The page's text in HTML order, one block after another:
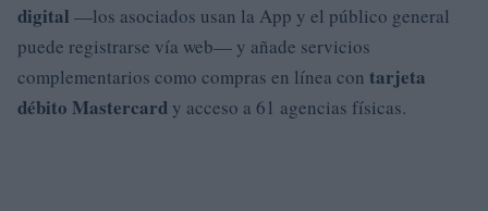
digital —los asociados usan la App y el público general
puede registrarse vía web— y añade servicios
complementarios como compras en línea con tarjeta
débito Mastercard y acceso a 61 agencias físicas.